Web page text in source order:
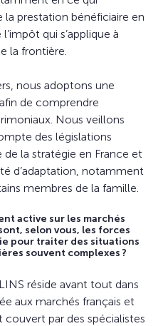
prestation bénéficiaire en
qui s’applique à
la frontière.
nous adoptons une
de comprendre
Nous veillons
des législations
la stratégie en France et
d’adaptation, notamment
membres de la famille.
active sur les marchés
selon vous, les forces
pour traiter des situations
souvent complexes ?
réside avant tout dans
aux marchés français et
par des spécialistes